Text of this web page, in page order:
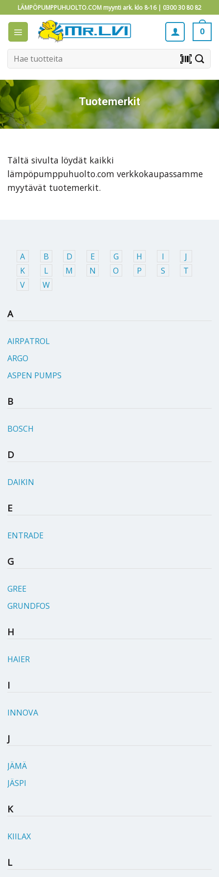
to
content
LÄMPÖPUMPPUHUOLTO.COM myynti ark. klo 8-16 | 0300 30 80 82
0
Etsi: barcode_scanner
Tuotemerkit
Tältä sivulta löydät kaikki
lämpöpumppuhuolto.com verkkokaupassamme
myytävät tuotemerkit.
A B D E G H I
J
K
L M N O P S
T
V
W
A
AIRPATROL
ARGO
ASPEN PUMPS
B
BOSCH
D
DAIKIN
E
ENTRADE
G
GREE
GRUNDFOS
H
HAIER
I
INNOVA
J
JÄMÄ
JÄSPI
K
KIILAX
L